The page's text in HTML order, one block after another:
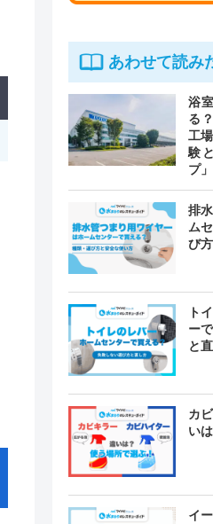
あわせて読み
浴
る
工
験
プ」
排
ム
び
ト
ー
と
カ
い
イ